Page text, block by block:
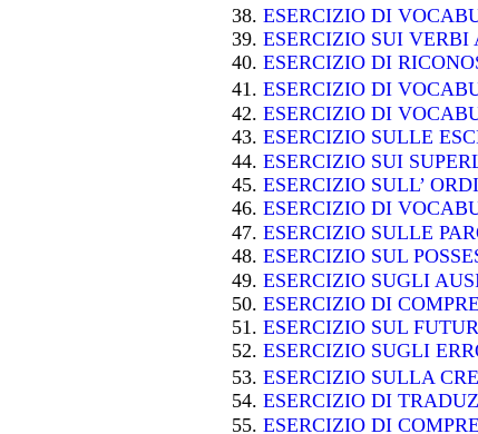
ESERCIZIO DI
ESERCIZIO SUI VERBI
ESERCIZIO DI
ESERCIZIO DI
ESERCIZIO DI
ESERCIZIO SULLE
ESERCIZIO SUI
ESERCIZIO SULL’
ESERCIZIO DI
ESERCIZIO SULLE
ESERCIZIO SUL
ESERCIZIO SUGLI
ESERCIZIO DI
ESERCIZIO SUL
ESERCIZIO SUGLI
ESERCIZIO SULLA
ESERCIZIO DI
ESERCIZIO DI